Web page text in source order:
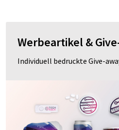
Werbeartikel &
Individuell bedruckte Give-